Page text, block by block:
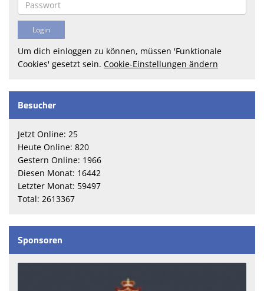
Um dich einloggen zu können, müssen 'Funktionale
Cookies' gesetzt sein. Cookie-Einstellungen ändern
Besucher
Jetzt Online: 25
Heute Online: 820
Gestern Online: 1966
Diesen Monat: 16442
Letzter Monat: 59497
Total: 2613367
Sponsoren